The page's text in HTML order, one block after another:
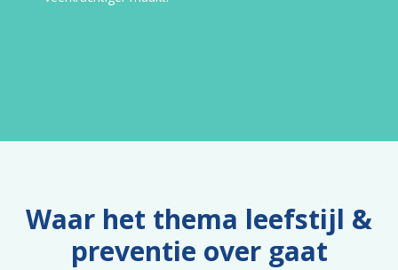
Waar het thema leefstijl &
preventie over gaat